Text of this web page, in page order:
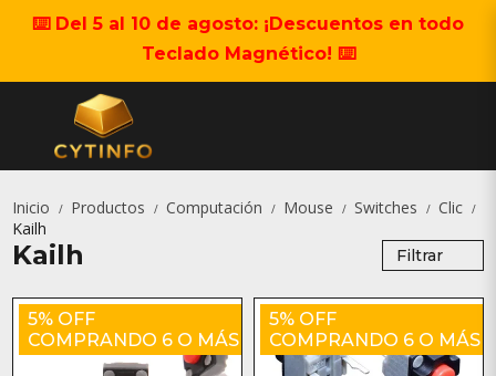
⌨️ Del 5 al 10 de agosto: ¡Descuentos en todo
Teclado Magnético! ⌨️
Inicio / Productos / Computación / Mouse / Switches / Clic /
Kailh
Kailh Filtrar
5% OFF
COMPRANDO 6 O MÁS
5% OFF
COMPRANDO 6 O MÁS